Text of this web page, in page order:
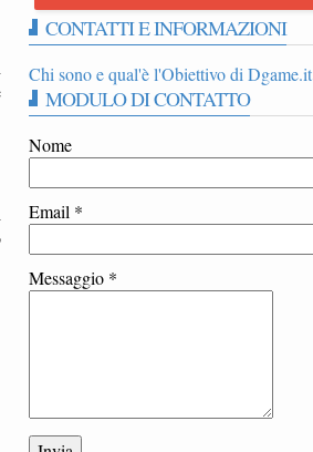
CONTATTI E INFORMAZIONI
Chi sono e qual'è l'Obiettivo di Dgame.it
MODULO DI CONTATTO
Nome
Email *
Messaggio *